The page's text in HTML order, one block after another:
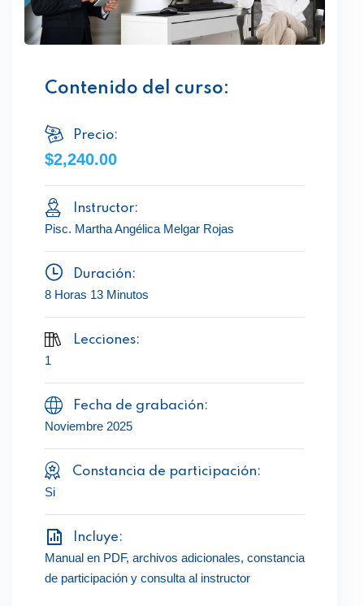
Contenido del curso:
Precio:
$2,240.00
Instructor:
Pisc. Martha Angélica Melgar Rojas
Duración:
8 Horas 13 Minutos
Lecciones:
1
Fecha de grabación:
Noviembre 2025
Constancia de participación:
Si
Incluye:
Manual en PDF, archivos adicionales, constancia
de participación y consulta al instructor